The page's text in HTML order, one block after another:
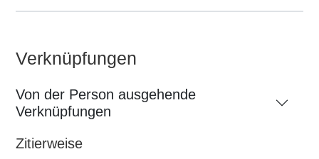
Verknüpfungen
Von der Person ausgehende
Verknüpfungen
Zitierweise